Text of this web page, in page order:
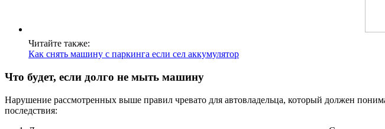
Читайте также:
Как снять машину с паркинга если сел аккумулятор
Что будет, если долго не мыть машину
Нарушение рассмотренных выше правил чревато для автовладельца, который должен
последствия: